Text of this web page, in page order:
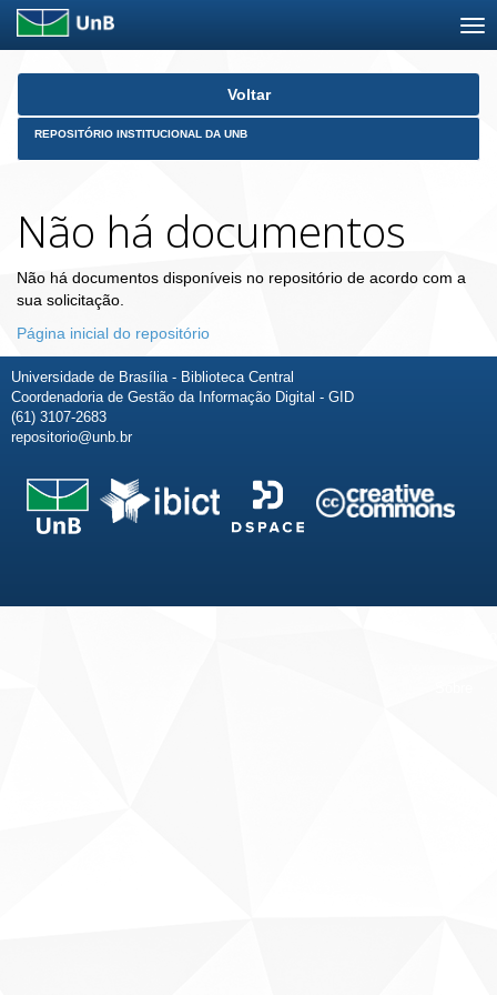
Skip
Voltar
REPOSITÓRIO INSTITUCIONAL DA UNB
Não há documentos
Não há documentos disponíveis no repositório de acordo com a
sua solicitação.
Página inicial do repositório
Universidade de Brasília - Biblioteca Central
Coordenadoria de Gestão da Informação Digital - GID
(61) 3107-2683
repositorio@unb.br